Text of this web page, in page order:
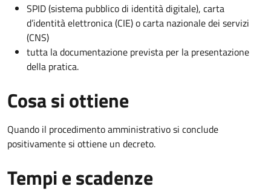
SPID (sistema pubblico di identità digitale), carta
d’identità elettronica (CIE) o carta nazionale dei servizi
(CNS)
tutta la documentazione prevista per la presentazione
della pratica.
Cosa si ottiene
Quando il procedimento amministrativo si conclude
positivamente si ottiene un decreto.
Tempi e scadenze